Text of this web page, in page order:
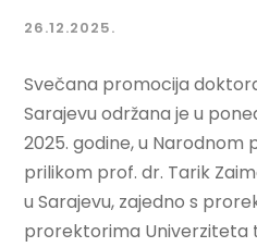
26.12.2025.
Svečana promocija
Sarajevu održana je u
2025. godine, u Narodnom
prilikom prof. dr. Tarik
u Sarajevu, zajedno s
prorektorima Univerziteta